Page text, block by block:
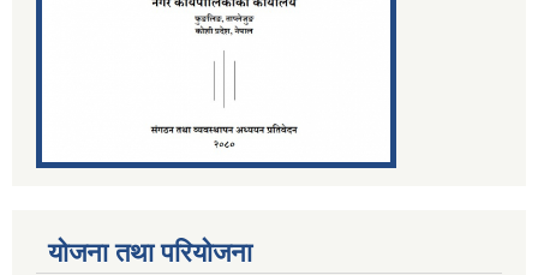
योजना तथा परियोजना